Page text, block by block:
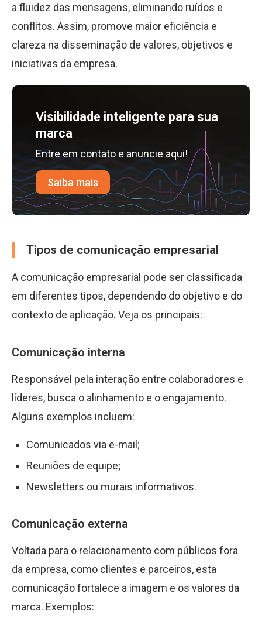
a fluidez das mensagens, eliminando ruídos e
conflitos. Assim, promove maior eficiência e
clareza na disseminação de valores, objetivos e
iniciativas da empresa.
Visibilidade inteligente para sua
marca
Entre em contato e anuncie aqui!
Saiba mais
Tipos de comunicação empresarial
A comunicação empresarial pode ser classificada
em diferentes tipos, dependendo do objetivo e do
contexto de aplicação. Veja os principais:
Comunicação interna
Responsável pela interação entre colaboradores e
líderes, busca o alinhamento e o engajamento.
Alguns exemplos incluem:
Comunicados via e-mail;
Reuniões de equipe;
Newsletters ou murais informativos.
Comunicação externa
Voltada para o relacionamento com públicos fora
da empresa, como clientes e parceiros, esta
comunicação fortalece a imagem e os valores da
marca. Exemplos: